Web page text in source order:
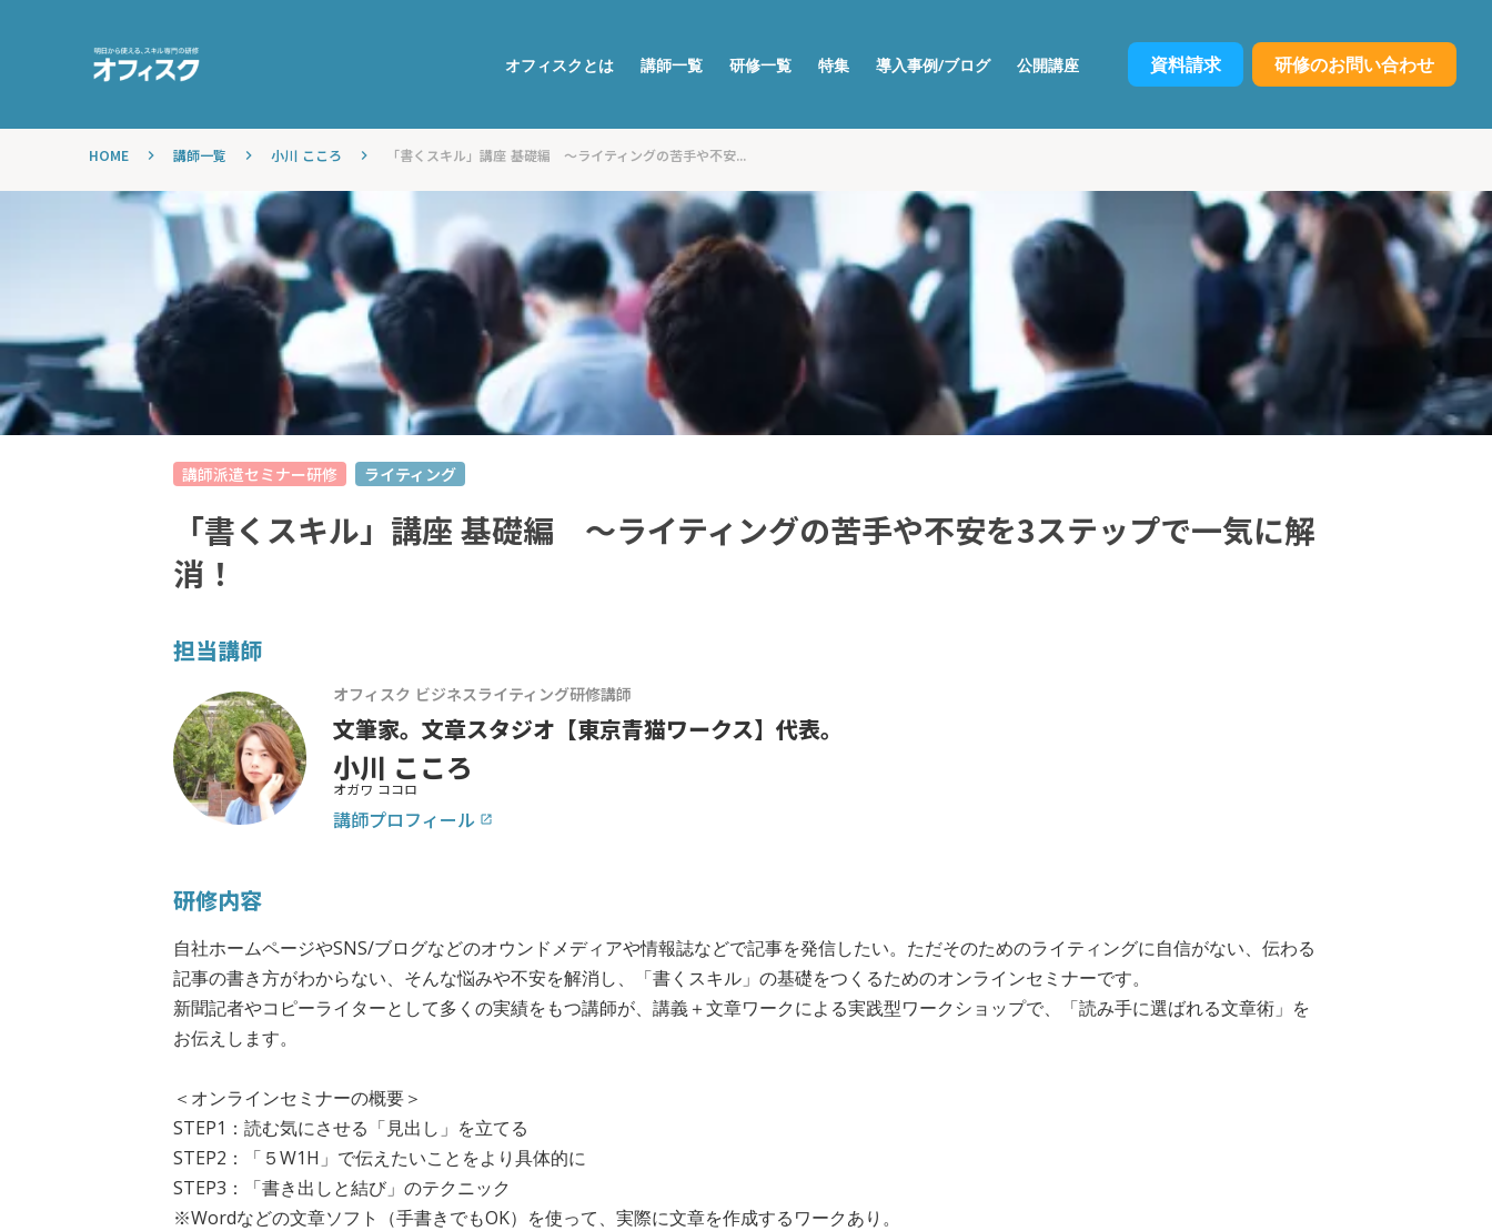
HOME keyboard_arrow_right 講師一覧 keyboard_arrow_right 小川 こころ keyboard_arrow_right 「書くスキル」講座 基礎編 ～ライティングの苦手や不安...
講師派遣セミナー研修 ライティング
「書くスキル」講座 基礎編 ～ライティングの苦手や不安を3ステップで一気に解
消！
担当講師
オフィスク ビジネスライティング研修講師
文筆家。文章スタジオ【東京青猫ワークス】代表。
小川 こころ
オガワ ココロ
講師プロフィール launch
研修内容
自社ホームページやSNS/ブログなどのオウンドメディアや情報誌などで記事を発信したい。ただそのためのライティングに自信がない、伝わる
記事の書き方がわからない、そんな悩みや不安を解消し、「書くスキル」の基礎をつくるためのオンラインセミナーです。
新聞記者やコピーライターとして多くの実績をもつ講師が、講義＋文章ワークによる実践型ワークショップで、「読み手に選ばれる文章術」を
お伝えします。
＜オンラインセミナーの概要＞
STEP1：読む気にさせる「見出し」を立てる
STEP2：「５W1H」で伝えたいことをより具体的に
STEP3：「書き出しと結び」のテクニック
※Wordなどの文章ソフト（手書きでもOK）を使って、実際に文章を作成するワークあり。
オフィスクとは 講師一覧 研修一覧 特集 導入事例/ブログ 公開講座 資料請求 研修のお問い合わせ